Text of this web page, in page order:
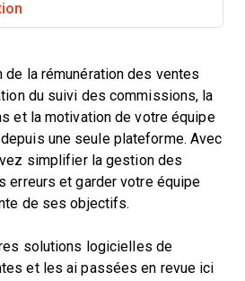
la rémunération des ventes
du suivi des commissions, la
et la motivation de votre équipe
une seule plateforme. Avec
simplifier la gestion des
erreurs et garder votre équipe
de ses objectifs.
solutions logicielles de
et les ai passées en revue ici